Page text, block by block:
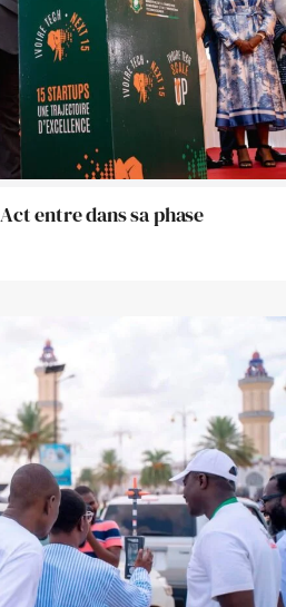
entre dans sa phase